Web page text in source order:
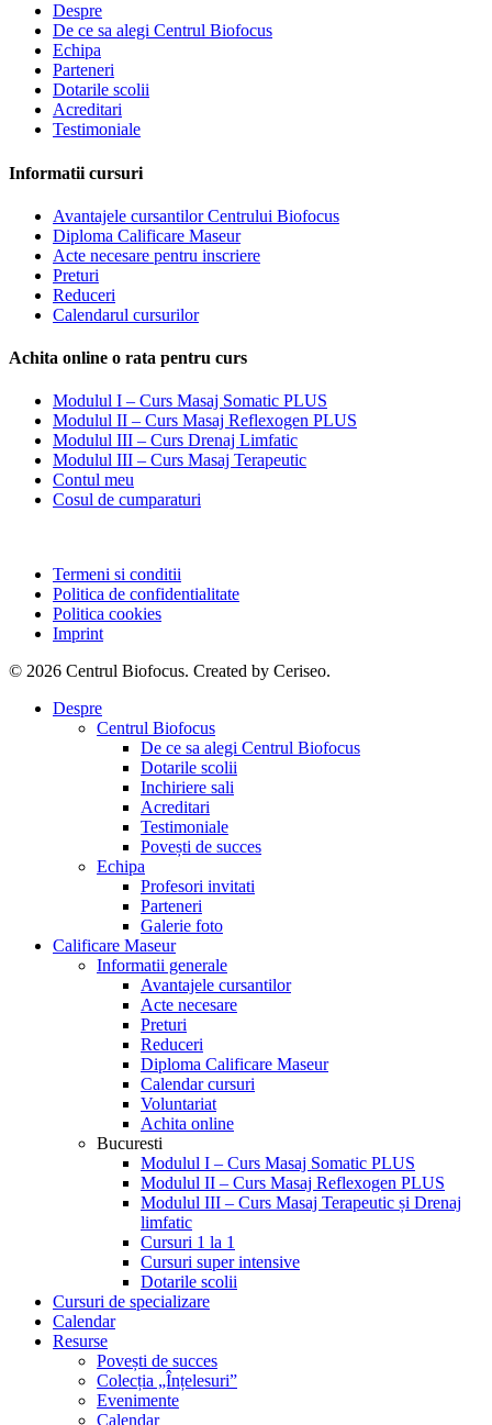
Despre
De ce sa alegi Centrul Biofocus
Echipa
Parteneri
Dotarile scolii
Acreditari
Testimoniale
Informatii cursuri
Avantajele cursantilor Centrului Biofocus
Diploma Calificare Maseur
Acte necesare pentru inscriere
Preturi
Reduceri
Calendarul cursurilor
Achita online o rata pentru curs
Modulul I – Curs Masaj Somatic PLUS
Modulul II – Curs Masaj Reflexogen PLUS
Modulul III – Curs Drenaj Limfatic
Modulul III – Curs Masaj Terapeutic
Contul meu
Cosul de cumparaturi
Termeni si conditii
Politica de confidentialitate
Politica cookies
Imprint
© 2026 Centrul Biofocus. Created by Ceriseo.
Close
Despre
Centrul Biofocus
De ce sa alegi Centrul Biofocus
Dotarile scolii
Inchiriere sali
Acreditari
Testimoniale
Povești de succes
Echipa
Profesori invitati
Parteneri
Galerie foto
Calificare Maseur
Informatii generale
Avantajele cursantilor
Acte necesare
Preturi
Reduceri
Diploma Calificare Maseur
Calendar cursuri
Voluntariat
Achita online
Bucuresti
Modulul I – Curs Masaj Somatic PLUS
Modulul II – Curs Masaj Reflexogen PLUS
Modulul III – Curs Masaj Terapeutic și Drenaj
limfatic
Cursuri 1 la 1
Cursuri super intensive
Dotarile scolii
Cursuri de specializare
Calendar
Resurse
Povești de succes
Colecția „Înțelesuri”
Evenimente
Calendar